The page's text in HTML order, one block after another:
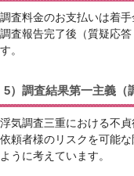
調査料金のお支払いは着
調査報告完了後（質疑応
す。
5）調査結果第一主義（
浮気調査三重における不
依頼者様のリスクを可能
ように考えています。